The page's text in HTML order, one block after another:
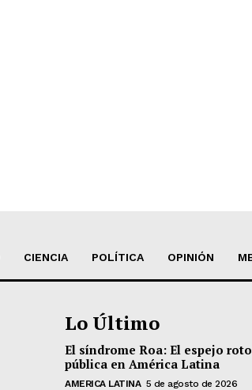
CIENCIA POLÍTICA OPINIÓN
Lo Último
El síndrome Roa: El espejo
pública en América Latina
AMERICA LATINA 5 de agosto de 2026